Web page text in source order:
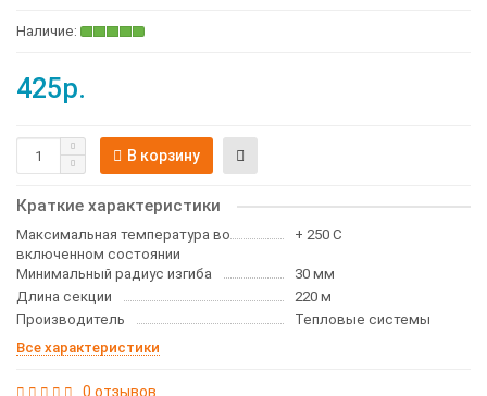
425р.
В корзину
Краткие характеристики
Максимальная температура во
включенном состоянии
+ 250 С
Минимальный радиус изгиба
30 мм
Длина секции
220 м
Производитель
Тепловые системы
Все характеристики
0 отзывов